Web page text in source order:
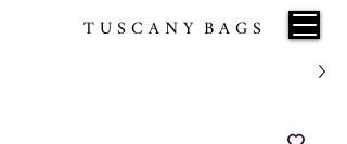
T U S C A N Y B A G S